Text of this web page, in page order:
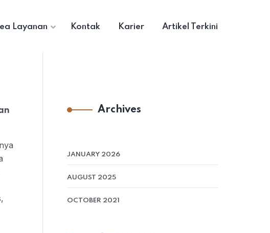
Layanan Kontak Karier Artikel Terkini
Archives
JANUARY 2026
AUGUST 2025
OCTOBER 2021